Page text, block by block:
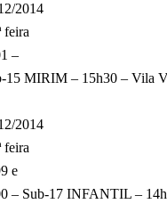
2014
feira
–
15 MIRIM – 15h30 – Vila
2014
feira
e
– Sub-17 INFANTIL –